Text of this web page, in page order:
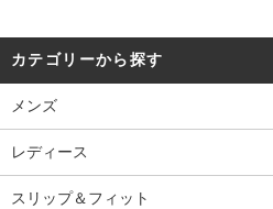
カテゴリーから探す
メンズ
レディース
スリップ＆フィット